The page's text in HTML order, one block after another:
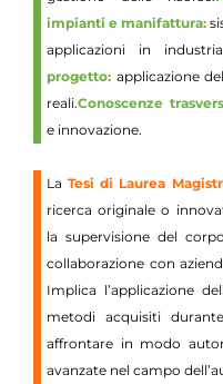
impianti e manifattura:
applicazioni in
progetto: applicazione
reali.Conoscenze
e innovazione.
La Tesi di Laurea
ricerca originale o
la supervisione del
collaborazione con
Implica l’applicazione
metodi acquisiti
affrontare in modo
avanzate nel campo